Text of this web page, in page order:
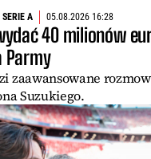
SERIE A 05.08.2026 16:28
40 milionów
Parmy
zaawansowane
Suzukiego.